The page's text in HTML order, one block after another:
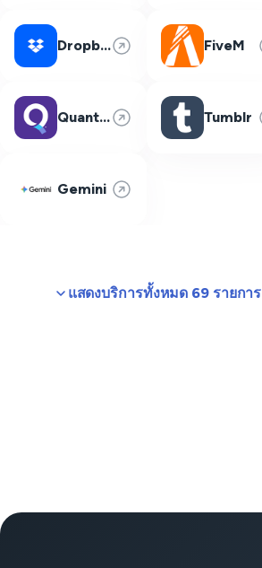
Dropbox FiveM
Quantum Fiber Tumblr
Gemini
แสดงบริการทั้งหมด 69 รายการ